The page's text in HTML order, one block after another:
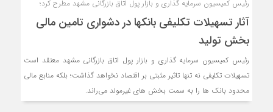
رئیس کمیسیون سرمایه گذاری و بازار پول اتاق بازرگانی مشهد مطرح کرد؛
آثار تسهیلات تکلیفی بانکها در دشواری تامین مالی
بخش تولید
رئیس کمیسیون سرمایه گذاری و بازار پول اتاق بازرگانی مشهد معتقد است
تسهیلات تکلیفی نه تنها تاثیر مثبتی بر اقتصاد نخواهد گذاشت؛ بلکه منابع مالی
محدود بانک ها را به سمت بخش های غیرمولد می‌راند.